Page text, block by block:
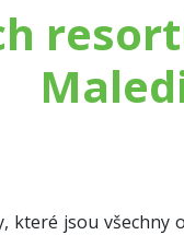
které jsou